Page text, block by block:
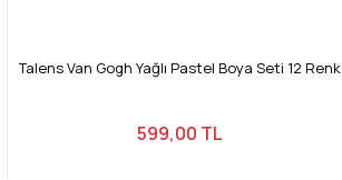
Talens Van Gogh Yağlı Pastel Boya Seti 12 Renk
599,00 TL